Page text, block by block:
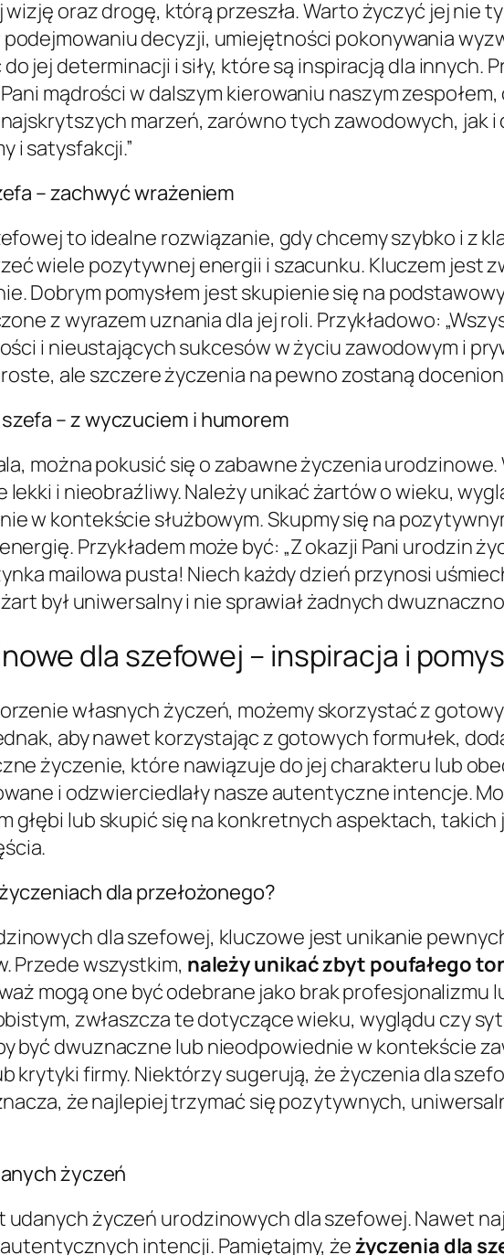
wizję oraz drogę, którą przeszła. Warto życzyć jej nie
decyzji, umiejętności pokonywania
jej determinacji i siły, które są inspiracją dla innych.
mądrości w dalszym kierowaniu naszym
marzeń, zarówno tych zawodowych, jak
i satysfakcji.”
– zachwyć wrażeniem
to idealne rozwiązanie, gdy chcemy szybko i z
wiele pozytywnej energii i szacunku. Kluczem jest
Dobrym pomysłem jest skupienie się na
z wyrazem uznania dla jej roli. Przykładowo:
i nieustających sukcesów w życiu zawodowym i
ale szczere życzenia na pewno zostaną
– z wyczuciem i humorem
można pokusić się o zabawne życzenia
i nieobraźliwy. Należy unikać żartów o wieku,
w kontekście służbowym. Skupmy się na
Przykładem może być: „Z okazji Pani urodzin
mailowa pusta! Niech każdy dzień przynosi
był uniwersalny i nie sprawiał żadnych
dla szefowej – inspiracja i
własnych życzeń, możemy skorzystać z
aby nawet korzystając z gotowych formułek,
życzenie, które nawiązuje do jej charakteru lub
i odzwierciedlały nasze autentyczne intencje.
głębi lub skupić się na konkretnych aspektach,
dla przełożonego?
dla szefowej, kluczowe jest unikanie
Przede wszystkim, należy unikać zbyt poufałego
mogą one być odebrane jako brak profesjonalizmu
zwłaszcza te dotyczące wieku, wyglądu czy
być dwuznaczne lub nieodpowiednie w kontekście
krytyki firmy. Niektórzy sugerują, że życzenia dla
że najlepiej trzymać się pozytywnych,
życzeń
życzeń urodzinowych dla szefowej. Nawet
intencji. Pamiętajmy, żeżyczenia dla